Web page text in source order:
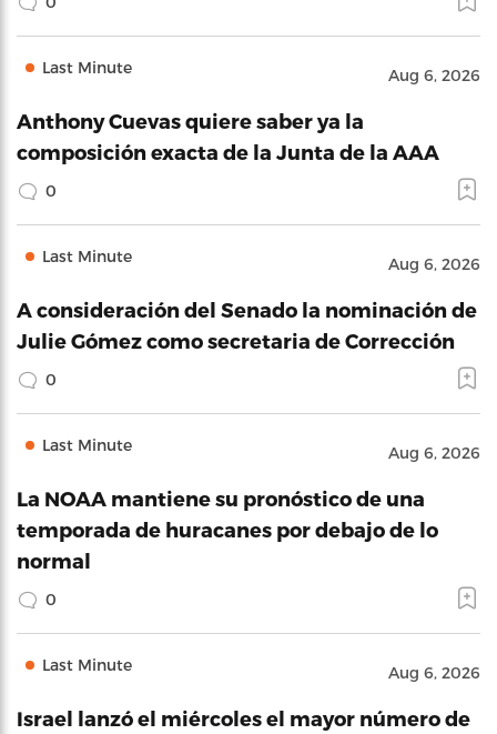
Last Minute Aug 6, 2026
Anthony Cuevas quiere saber ya la
composición exacta de la Junta de la AAA
0
Last Minute Aug 6, 2026
A consideración del Senado la nominación de
Julie Gómez como secretaria de Corrección
0
Last Minute Aug 6, 2026
La NOAA mantiene su pronóstico de una
temporada de huracanes por debajo de lo
normal
0
Last Minute Aug 6, 2026
Israel lanzó el miércoles el mayor número de